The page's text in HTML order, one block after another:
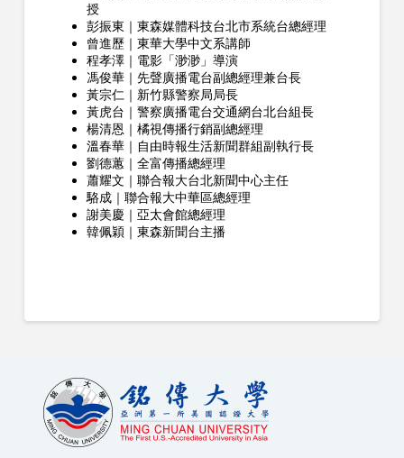
授
彭振東｜東森媒體科技台北市系統台總經理
曾進歷｜東華大學中文系講師
程孝澤｜電影「渺渺」導演
馮俊華｜先聲廣播電台副總經理兼台長
黃宗仁｜新竹縣警察局局長
黃虎台｜警察廣播電台交通網台北台組長
楊清恩｜橘視傳播行銷副總經理
溫春華｜自由時報生活新聞群組副執行長
劉德蕙｜全富傳播總經理
蕭耀文｜聯合報大台北新聞中心主任
駱成｜聯合報大中華區總經理
謝美慶｜亞太會館總經理
韓佩穎｜東森新聞台主播